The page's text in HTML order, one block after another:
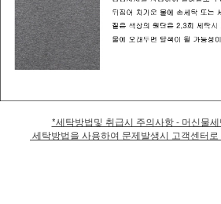
*세탁방법및 취급시 주의사항 - 머신물
세탁방법을 사용하여 문제발생시 고객센터